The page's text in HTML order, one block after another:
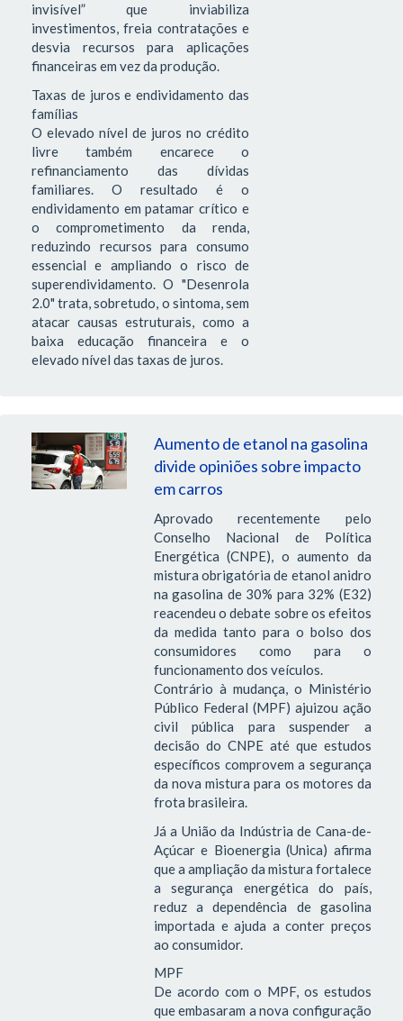
invisível” que inviabiliza
investimentos, freia contratações e
desvia recursos para aplicações
financeiras em vez da produção.
Taxas de juros e endividamento das
famílias
O elevado nível de juros no crédito
livre também encarece o
refinanciamento das dívidas
familiares. O resultado é o
endividamento em patamar crítico e
o comprometimento da renda,
reduzindo recursos para consumo
essencial e ampliando o risco de
superendividamento. O "Desenrola
2.0" trata, sobretudo, o sintoma, sem
atacar causas estruturais, como a
baixa educação financeira e o
elevado nível das taxas de juros.
Aumento de etanol na gasolina
divide opiniões sobre impacto
em carros
Aprovado recentemente pelo
Conselho Nacional de Política
Energética (CNPE), o aumento da
mistura obrigatória de etanol anidro
na gasolina de 30% para 32% (E32)
reacendeu o debate sobre os efeitos
da medida tanto para o bolso dos
consumidores como para o
funcionamento dos veículos.
Contrário à mudança, o Ministério
Público Federal (MPF) ajuizou ação
civil pública para suspender a
decisão do CNPE até que estudos
específicos comprovem a segurança
da nova mistura para os motores da
frota brasileira.
Já a União da Indústria de Cana-de-
Açúcar e Bioenergia (Unica) afirma
que a ampliação da mistura fortalece
a segurança energética do país,
reduz a dependência de gasolina
importada e ajuda a conter preços
ao consumidor.
MPF
De acordo com o MPF, os estudos
que embasaram a nova configuração